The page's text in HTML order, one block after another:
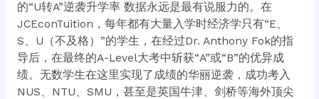
的“U转A”逆袭升学率 数据永远是最有说服力的。在
JCEconTuition，每年都有大量入学时经济学只有“E、
S、U（不及格）”的学生，在经过Dr. Anthony Fok的指
导后，在最终的A-Level大考中斩获“A”或“B”的优异成
绩。无数学生在这里实现了成绩的华丽逆袭，成功考入
NUS、NTU、SMU，甚至是英国牛津、剑桥等海外顶尖